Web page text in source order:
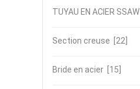
TUYAU EN ACIER SSAW
Section creuse [22]
Bride en acier [15]